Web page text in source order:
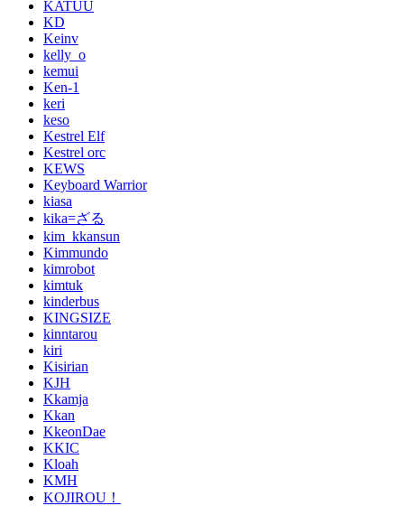
KATUU
KD
Keinv
kelly_o
kemui
Ken-1
keri
keso
Kestrel Elf
Kestrel orc
KEWS
Keyboard Warrior
kiasa
kika=ざる
kim_kkansun
Kimmundo
kimrobot
kimtuk
kinderbus
KINGSIZE
kinntarou
kiri
Kisirian
KJH
Kkamja
Kkan
KkeonDae
KKIC
Kloah
KMH
KOJIROU！